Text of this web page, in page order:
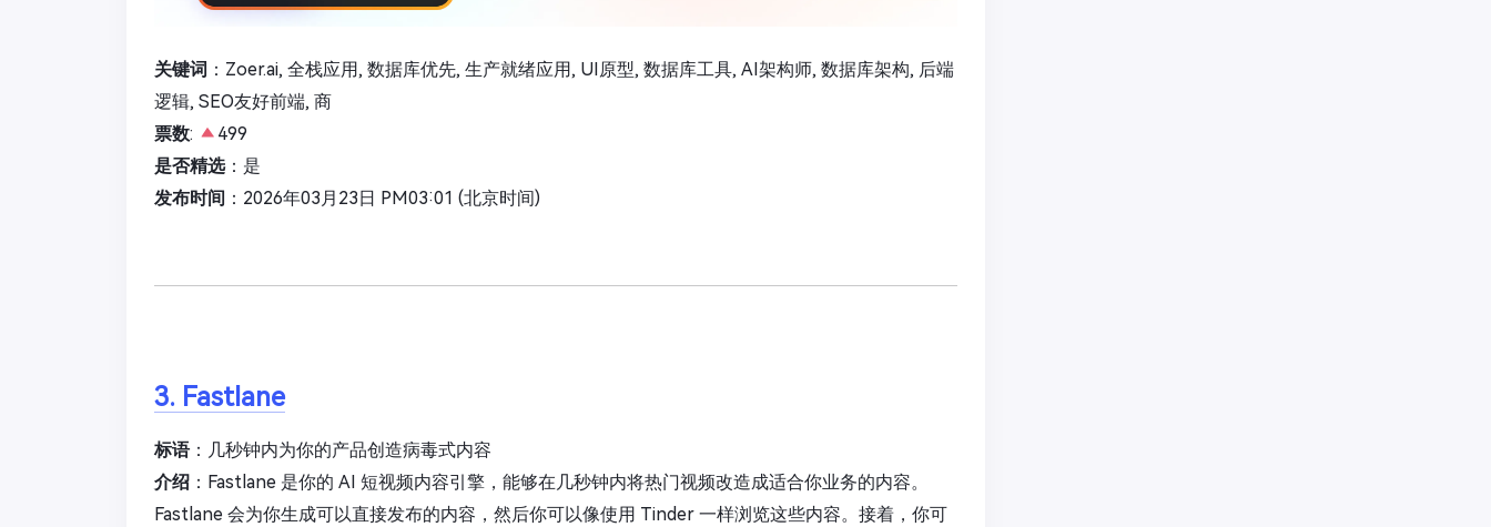
关键词 ：Zoer.ai, 全栈应用, 数据库优先, 生产就绪应用, UI原型, 数据库工具, AI架构师, 数据库架构, 后端
逻辑, SEO友好前端, 商
票数:
499
是否精选：是
发布时间 ：2026年03月23日 PM03:01 (北京时间)
3. Fastlane
标语：几秒钟内为你的产品创造病毒式内容
介绍 ：Fastlane 是你的 AI 短视频内容引擎，能够在几秒钟内将热门视频改造成适合你业务的内容。
Fastlane 会为你生成可以直接发布的内容，然后你可以像使用 Tinder 一样浏览这些内容。接着，你可